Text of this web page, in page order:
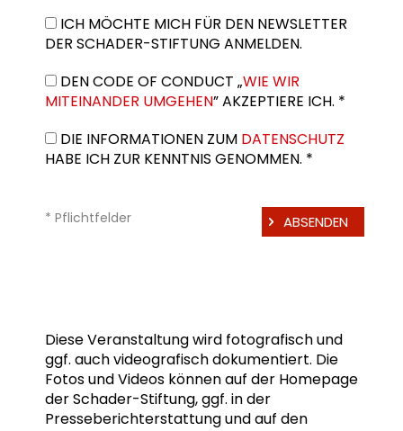
ICH MÖCHTE MICH FÜR DEN NEWSLETTER
DER SCHADER-STIFTUNG ANMELDEN.
DEN CODE OF CONDUCT „WIE WIR
MITEINANDER UMGEHEN” AKZEPTIERE ICH. *
DIE INFORMATIONEN ZUM DATENSCHUTZ
HABE ICH ZUR KENNTNIS GENOMMEN. *
* Pflichtfelder
Diese Veranstaltung wird fotografisch und
ggf. auch videografisch dokumentiert. Die
Fotos und Videos können auf der Homepage
der Schader-Stiftung, ggf. in der
Presseberichterstattung und auf den